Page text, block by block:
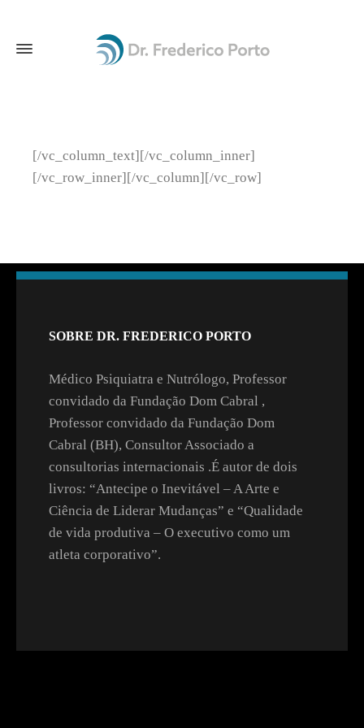
[/vc_column_text][/vc_column_inner]
[/vc_row_inner][/vc_column][/vc_row]
SOBRE DR. FREDERICO PORTO
Médico Psiquiatra e Nutrólogo, Professor
convidado da Fundação Dom Cabral ,
Professor convidado da Fundação Dom
Cabral (BH), Consultor Associado a
consultorias internacionais .É autor de dois
livros: “Antecipe o Inevitável – A Arte e
Ciência de Liderar Mudanças” e “Qualidade
de vida produtiva – O executivo como um
atleta corporativo”.